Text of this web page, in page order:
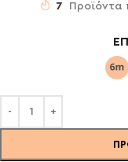
7 Προϊόντα